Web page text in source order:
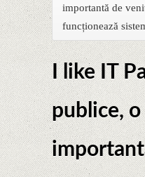
importantă de
funcționează
I like IT
publice, o